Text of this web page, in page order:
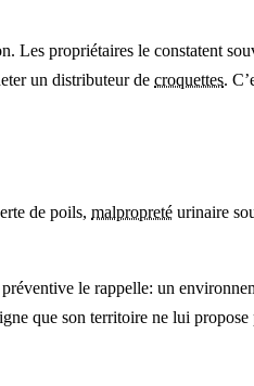
Les propriétaires le constatent
un distributeur de croquettes.
de poils, malpropreté urinaire
le rappelle: un
que son territoire ne lui